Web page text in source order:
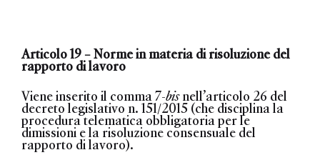
Articolo 19 – Norme in materia di risoluzione del
rapporto di lavoro
Viene inserito il comma 7-bisnell’articolo 26 del
decreto legislativo n. 151/2015 (che disciplina la
procedura telematica obbligatoria per le
dimissioni e la risoluzione consensuale del
rapporto di lavoro).